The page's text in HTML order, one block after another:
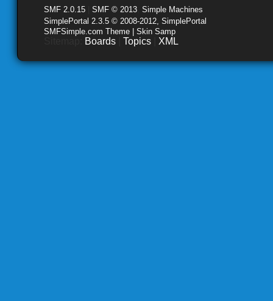
SMF 2.0.15 SMF © 2013 Simple Machines
SimplePortal 2.3.5 © 2008-2012, SimplePortal
SMFSimple.com Theme | Skin Samp
Boards Topics XML